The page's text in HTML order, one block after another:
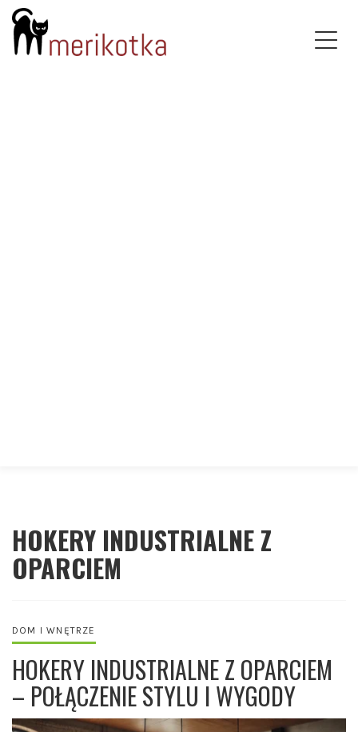
HOKERY INDUSTRIALNE Z
OPARCIEM
DOM I WNĘTRZE
HOKERY INDUSTRIALNE Z OPARCIEM
– POŁĄCZENIE STYLU I WYGODY